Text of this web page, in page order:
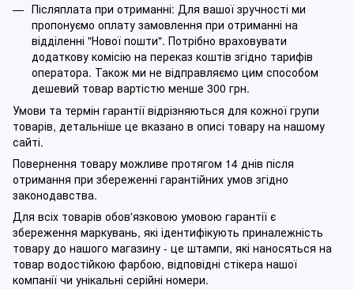
Післяплата при отриманні: Для вашої зручності ми
пропонуємо оплату замовлення при отриманні на
відділенні "Нової пошти". Потрібно враховувати
додаткову комісію на переказ коштів згідно тарифів
оператора. Також ми не відправляємо цим способом
дешевий товар вартістю менше 300 грн.
Умови та термін гарантії відрізняються для кожної групи
товарів, детальніше це вказано в описі товару на нашому
сайті.
Повернення товару можливе протягом 14 днів після
отримання при збереженні гарантійних умов згідно
законодавства.
Для всіх товарів обов'язковою умовою гарантії є
збереження маркувань, які ідентифікують приналежність
товару до нашого магазину - це штампи, які наносяться на
товар водостійкою фарбою, відповідні стікера нашої
компанії чи унікальні серійні номери.